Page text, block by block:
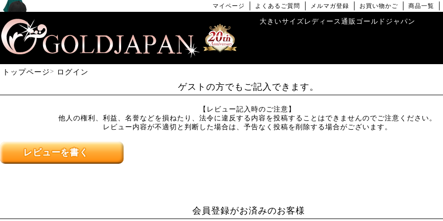
マイページ よくあるご質問 メルマガ登録 お買い物かご 商品一覧
大きいサイズレディース通販ゴールドジャパン
トップページ ログイン
ゲストの方でもご記入できます。
【レビュー記入時のご注意】
他人の権利、利益、名誉などを損ねたり、法令に違反する内容を投稿することはできませんのでご注意ください。
レビュー内容が不適切と判断した場合は、予告なく投稿を削除する場合がございます。
レビューを書く
会員登録がお済みのお客様